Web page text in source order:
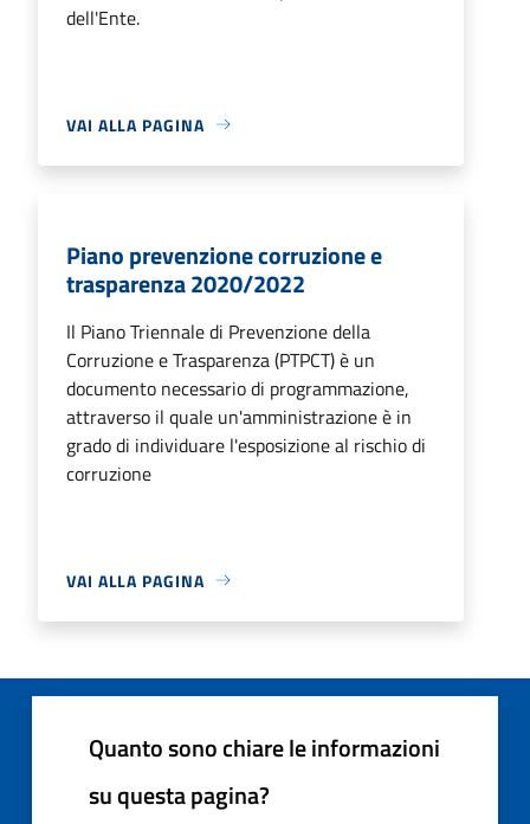
dell'Ente.
VAI ALLA PAGINA
Piano prevenzione corruzione e
trasparenza 2020/2022
Il Piano Triennale di Prevenzione della
Corruzione e Trasparenza (PTPCT) è un
documento necessario di programmazione,
attraverso il quale un'amministrazione è in
grado di individuare l'esposizione al rischio di
corruzione
VAI ALLA PAGINA
Quanto sono chiare le informazioni
su questa pagina?